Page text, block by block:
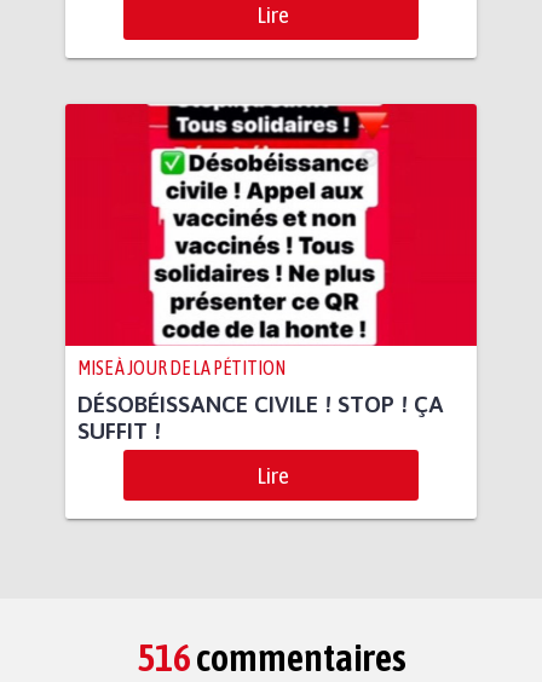
Lire
MISE À JOUR DE LA PÉTITION
DÉSOBÉISSANCE CIVILE ! STOP ! ÇA
SUFFIT !
Lire
516commentaires